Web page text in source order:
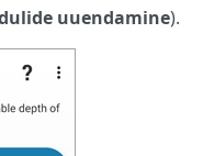
uuendamine).